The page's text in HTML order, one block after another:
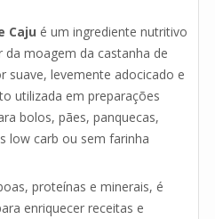
Caju é um ingrediente nutritivo
da moagem da castanha de
suave, levemente adocicado e
utilizada em preparações
bolos, pães, panquecas,
low carb ou sem farinha
proteínas e minerais, é
enriquecer receitas e